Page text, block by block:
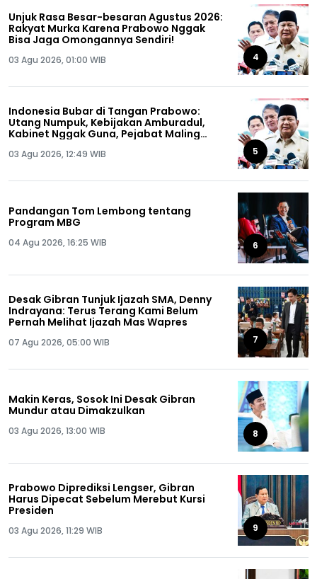
Unjuk Rasa Besar-besaran Agustus 2026:
Rakyat Murka Karena Prabowo Nggak
Bisa Jaga Omongannya Sendiri!
03 Agu 2026, 01:00 WIB 4
Indonesia Bubar di Tangan Prabowo:
Utang Numpuk, Kebijakan Amburadul,
Kabinet Nggak Guna, Pejabat Maling
03 Agu 2026, 12:49 WIB 5
Pandangan Tom Lembong tentang
Program MBG
04 Agu 2026, 16:25 WIB 6
Desak Gibran Tunjuk Ijazah SMA, Denny
Indrayana: Terus Terang Kami Belum
Pernah Melihat Ijazah Mas Wapres
07 Agu 2026, 05:00 WIB 7
Makin Keras, Sosok Ini Desak Gibran
Mundur atau Dimakzulkan
03 Agu 2026, 13:00 WIB 8
Prabowo Diprediksi Lengser, Gibran
Harus Dipecat Sebelum Merebut Kursi
Presiden
03 Agu 2026, 11:29 WIB 9